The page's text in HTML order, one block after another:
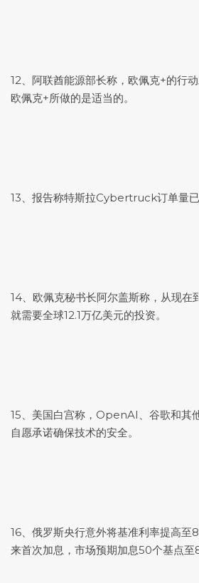
12、阿联酋能源部长称，欧佩克+的行
欧佩克+所做的是适当的。
13、报告称特斯拉Cybertruck订单量已
14、欧佩克秘书长阿尔盖斯称，从现
就需要全球12.1万亿美元的投资。
15、美国白宫称，OpenAI、谷歌和其
自愿承诺确保技术的安全。
16、俄罗斯央行意外将基准利率提高至
来首次加息，市场预期加息50个基点至